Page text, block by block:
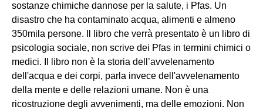
sostanze chimiche dannose per la salute, i Pfas. Un
disastro che ha contaminato acqua, alimenti e almeno
350mila persone. Il libro che verrà presentato è un libro di
psicologia sociale, non scrive dei Pfas in termini chimici o
medici. Il libro non è la storia dell’avvelenamento
dell'acqua e dei corpi, parla invece dell'avvelenamento
della mente e delle relazioni umane. Non è una
ricostruzione degli avvenimenti, ma delle emozioni. Non